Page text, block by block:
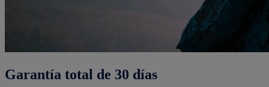
Garantía total de 30 días